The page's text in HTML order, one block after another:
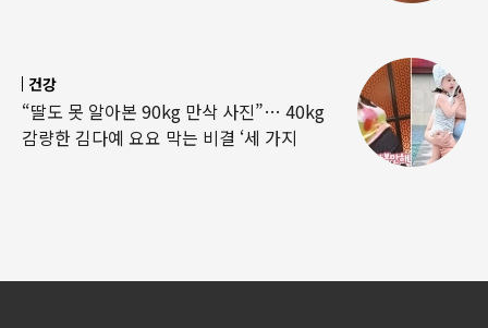
건강
“딸도 못 알아본 90kg 만삭 사진”… 40kg
감량한 김다예 요요 막는 비결 ‘세 가지